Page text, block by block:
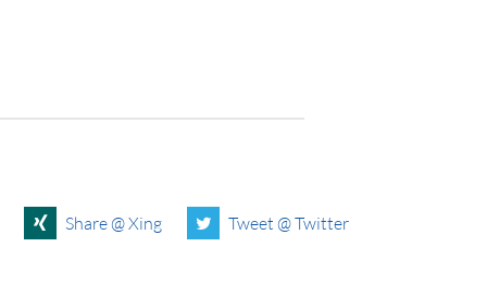
Share @ Xing Tweet @ Twitter